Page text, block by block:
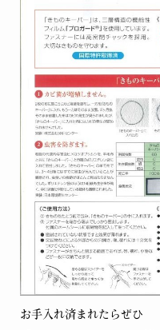
お手入れ済まれたらぜひ